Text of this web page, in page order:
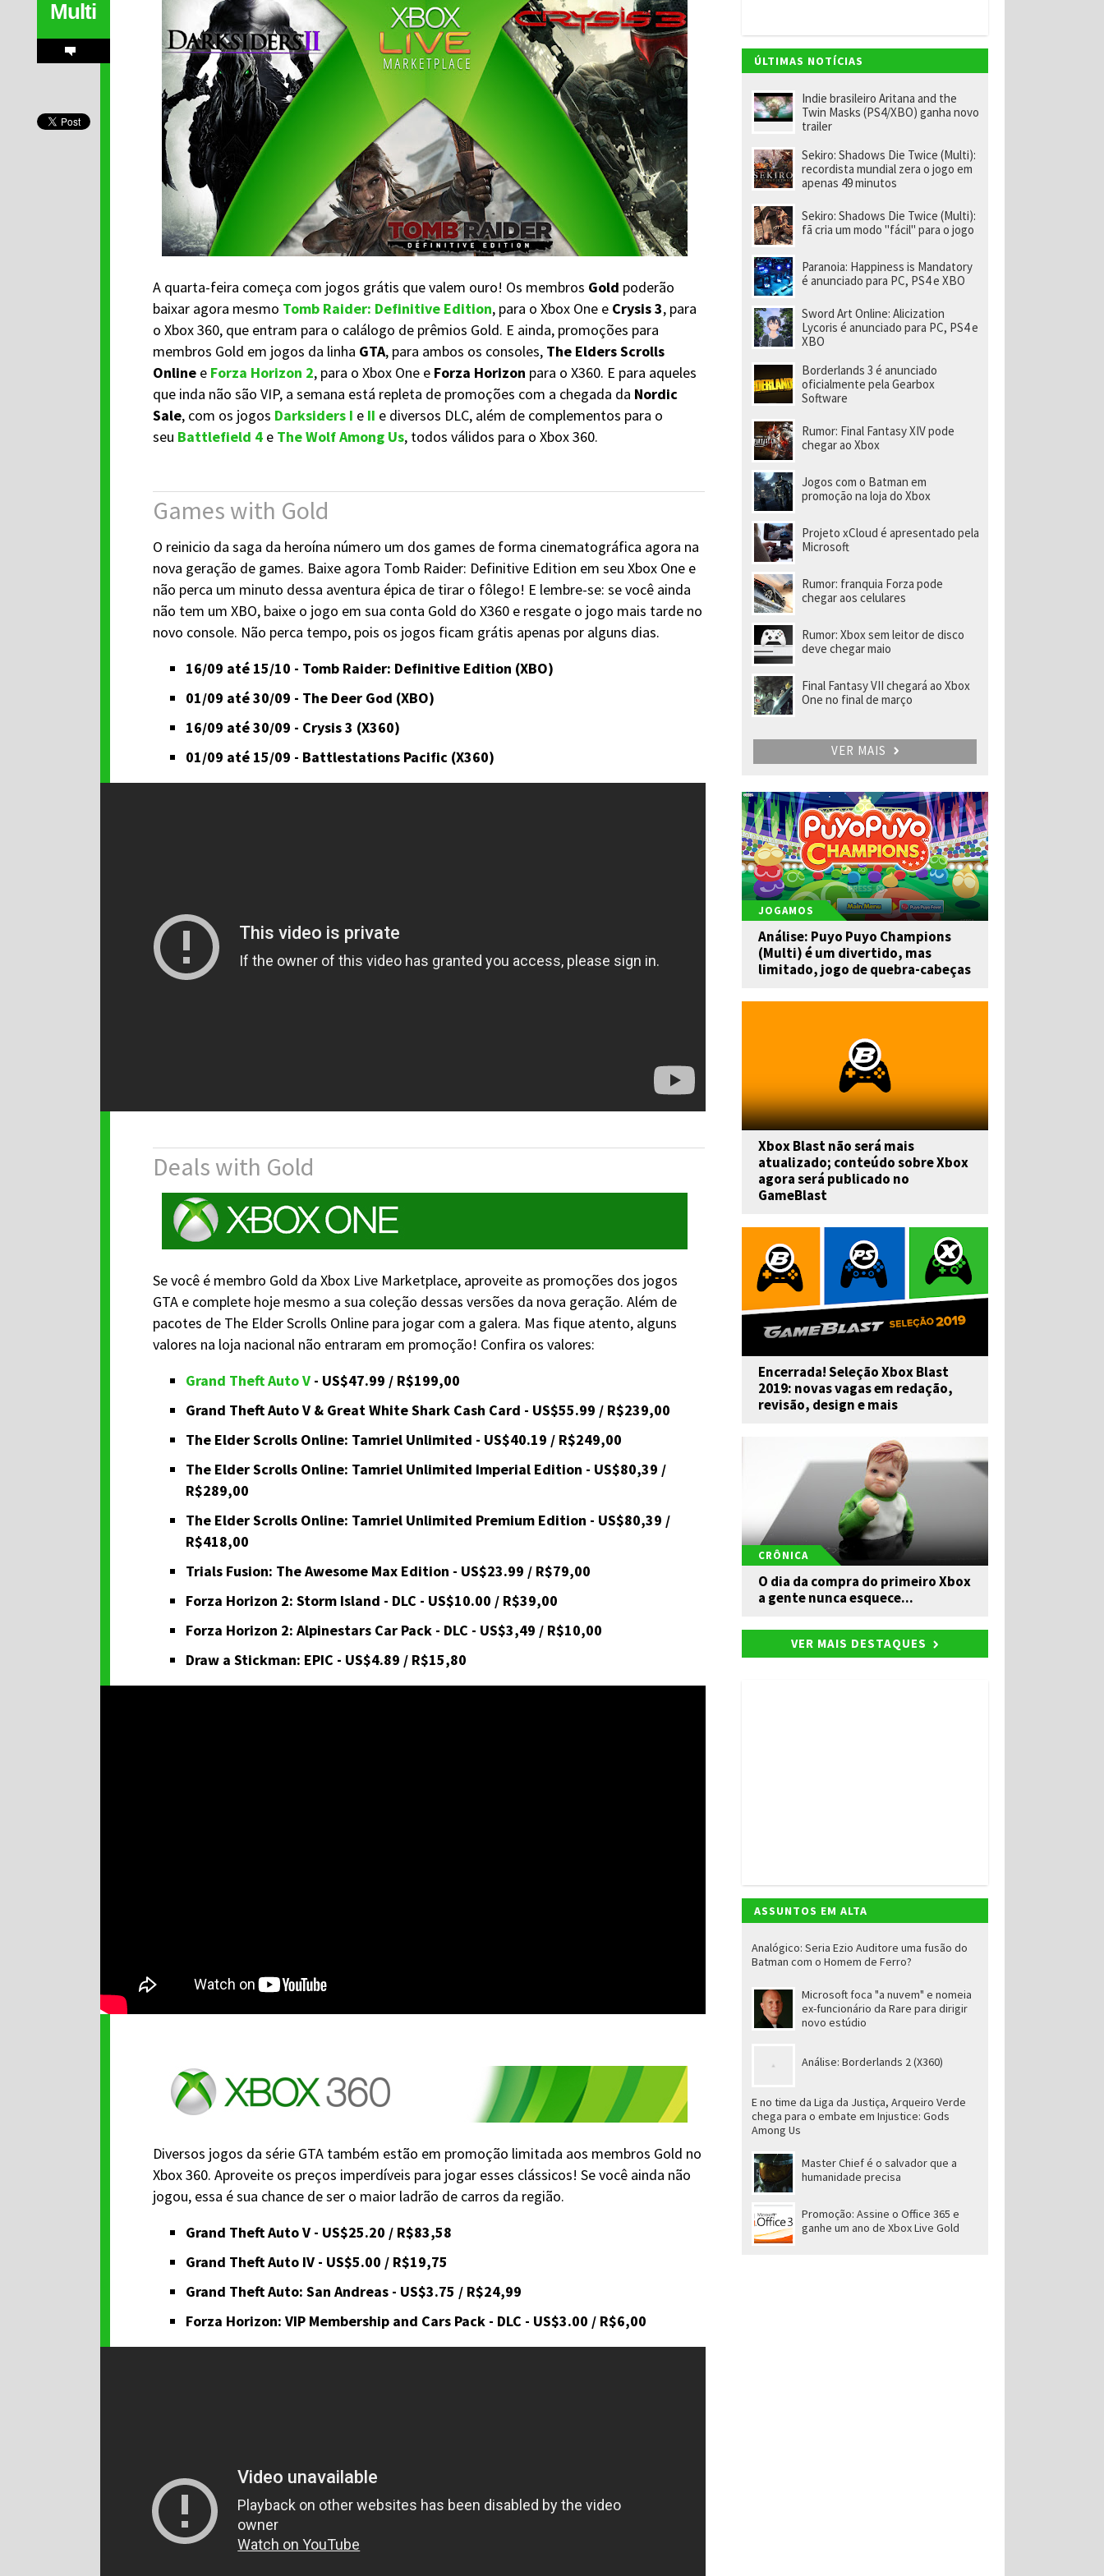
n
A quarta-feira começa com jogos grátis que valem ouro! Os membros Gold poderão
baixar agora mesmo Tomb Raider: Definitive Edition, para o Xbox One e Crysis 3, para
o Xbox 360, que entram para o calálogo de prêmios Gold. E ainda, promoções para
membros Gold em jogos da linha GTA, para ambos os consoles, The Elders Scrolls
Onlinee Forza Horizon 2, para o Xbox One e Forza Horizon para o X360. E para aqueles
que inda não são VIP, a semana está repleta de promoções com a chegada da Nordic
Sale, com os jogos Darksiders I e II e diversos DLC, além de complementos para o
seu Battlefield 4e The Wolf Among Us, todos válidos para o Xbox 360.
Games with Gold
O reinicio da saga da heroína número um dos games de forma cinematográfica agora na
nova geração de games. Baixe agora Tomb Raider: Definitive Edition em seu Xbox One e
não perca um minuto dessa aventura épica de tirar o fôlego! E lembre-se: se você ainda
não tem um XBO, baixe o jogo em sua conta Gold do X360 e resgate o jogo mais tarde no
novo console. Não perca tempo, pois os jogos ficam grátis apenas por alguns dias.
16/09 até 15/10 - Tomb Raider: Definitive Edition (XBO)
01/09 até 30/09 - The Deer God (XBO)
16/09 até 30/09 - Crysis 3 (X360)
01/09 até 15/09 - Battlestations Pacific (X360)
Deals with Gold
Se você é membro Gold da Xbox Live Marketplace, aproveite as promoções dos jogos
GTA e complete hoje mesmo a sua coleção dessas versões da nova geração. Além de
pacotes de The Elder Scrolls Online para jogar com a galera. Mas fique atento, alguns
valores na loja nacional não entraram em promoção! Confira os valores:
Grand Theft Auto V- US$47.99 / R$199,00
Grand Theft Auto V & Great White Shark Cash Card - US$55.99 / R$239,00
The Elder Scrolls Online: Tamriel Unlimited - US$40.19 / R$249,00
The Elder Scrolls Online: Tamriel Unlimited Imperial Edition - US$80,39 /
R$289,00
The Elder Scrolls Online: Tamriel Unlimited Premium Edition - US$80,39 /
R$418,00
Trials Fusion: The Awesome Max Edition - US$23.99 / R$79,00
Forza Horizon 2: Storm Island - DLC - US$10.00 / R$39,00
Forza Horizon 2: Alpinestars Car Pack - DLC - US$3,49 / R$10,00
Draw a Stickman: EPIC - US$4.89 / R$15,80
Diversos jogos da série GTA também estão em promoção limitada aos membros Gold no
Xbox 360. Aproveite os preços imperdíveis para jogar esses clássicos! Se você ainda não
jogou, essa é sua chance de ser o maior ladrão de carros da região.
Grand Theft Auto V - US$25.20 / R$83,58
Grand Theft Auto IV - US$5.00 / R$19,75
Grand Theft Auto: San Andreas - US$3.75 / R$24,99
Forza Horizon: VIP Membership and Cars Pack - DLC - US$3.00 / R$6,00
Multi
ÚLTIMAS NOTÍCIAS
Indie brasileiro Aritana and the
Twin Masks (PS4/XBO) ganha novo
trailer
Sekiro: Shadows Die Twice (Multi):
recordista mundial zera o jogo em
apenas 49 minutos
Sekiro: Shadows Die Twice (Multi):
fã cria um modo "fácil" para o jogo
Paranoia: Happiness is Mandatory
é anunciado para PC, PS4 e XBO
Sword Art Online: Alicization
Lycoris é anunciado para PC, PS4 e
XBO
Borderlands 3 é anunciado
oficialmente pela Gearbox
Software
Rumor: Final Fantasy XIV pode
chegar ao Xbox
Jogos com o Batman em
promoção na loja do Xbox
Projeto xCloud é apresentado pela
Microsoft
Rumor: franquia Forza pode
chegar aos celulares
Rumor: Xbox sem leitor de disco
deve chegar maio
Final Fantasy VII chegará ao Xbox
One no final de março
VER MAIS
JOGAMOS
Análise: Puyo Puyo Champions
(Multi) é um divertido, mas
limitado, jogo de quebra-cabeças
Xbox Blast não será mais
atualizado; conteúdo sobre Xbox
agora será publicado no
GameBlast
Encerrada! Seleção Xbox Blast
2019: novas vagas em redação,
revisão, design e mais
CRÔNICA
O dia da compra do primeiro Xbox
a gente nunca esquece...
VER MAIS DESTAQUES
ASSUNTOS EM ALTA
Analógico: Seria Ezio Auditore uma fusão do
Batman com o Homem de Ferro?
Microsoft foca "a nuvem" e nomeia
ex-funcionário da Rare para dirigir
novo estúdio
Análise: Borderlands 2 (X360)
E no time da Liga da Justiça, Arqueiro Verde
chega para o embate em Injustice: Gods
Among Us
Master Chief é o salvador que a
humanidade precisa
Promoção: Assine o Office 365 e
ganhe um ano de Xbox Live Gold